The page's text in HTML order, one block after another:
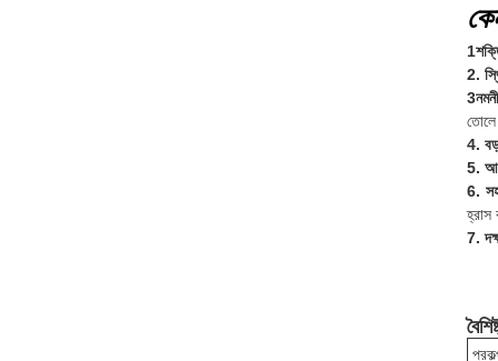
2.
4.
5.
6.
হ্রাস
7.